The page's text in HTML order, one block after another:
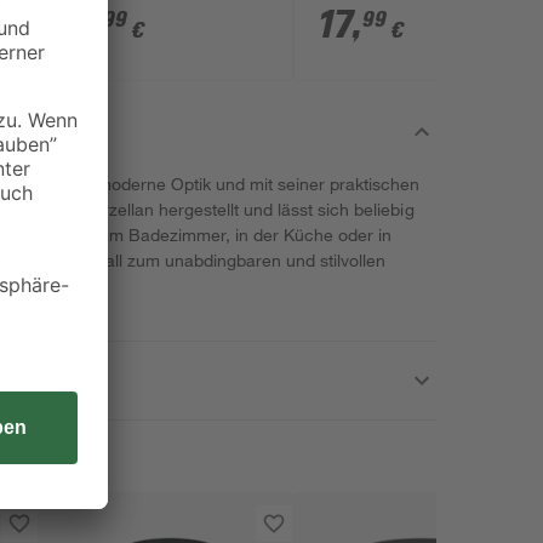
schwarz 25,7 x 11,5 x
99 € 17,99 €
seine moderne Optik und mit seiner praktischen
Porzellan hergestellt und lässt sich beliebig
befüllen. Ob im Badezimmer, in der Küche oder in
wird überall zum unabdingbaren und stilvollen